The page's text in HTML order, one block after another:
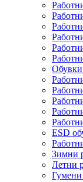
ESD
Зимни
Летни